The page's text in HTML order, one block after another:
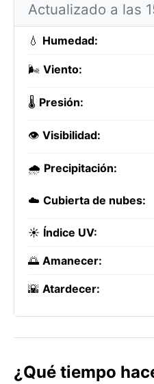
Actualizado a las
💧 Humedad:
🌬️ Viento:
🌡️ Presión:
👁️ Visibilidad:
🌧️ Precipitación:
☁️ Cubierta de nubes:
☀️ Índice UV:
🌅 Amanecer:
🌇 Atardecer:
¿Qué tiempo